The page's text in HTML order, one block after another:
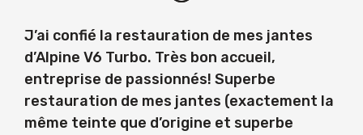
J’ai confié la restauration de mes jantes
d’Alpine V6 Turbo. Très bon accueil,
entreprise de passionnés! Superbe
restauration de mes jantes (exactement la
même teinte que d’origine et superbe